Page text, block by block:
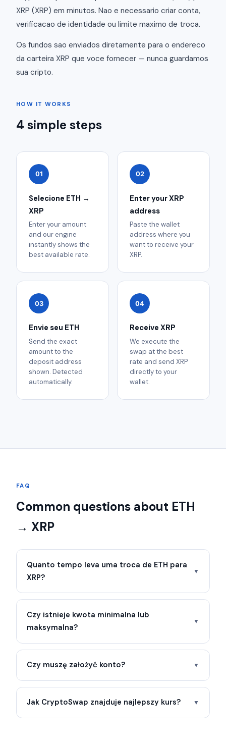
XRP (XRP) em minutos. Nao e necessario criar conta,
verificacao de identidade ou limite maximo de troca.
Os fundos sao enviados diretamente para o endereco
da carteira XRP que voce fornecer — nunca guardamos
sua cripto.
HOW IT WORKS
4 simple steps
01
Selecione ETH →
XRP
Enter your amount
and our engine
instantly shows the
best available rate.
02
Enter your XRP
address
Paste the wallet
address where you
want to receive your
XRP.
03
Envie seu ETH
Send the exact
amount to the
deposit address
shown. Detected
automatically.
04
Receive XRP
We execute the
swap at the best
rate and send XRP
directly to your
wallet.
FAQ
Common questions about ETH
→ XRP
Quanto tempo leva uma troca de ETH para
XRP?
▼
Czy istnieje kwota minimalna lub
maksymalna?
▼
Czy muszę założyć konto? ▼
Jak CryptoSwap znajduje najlepszy kurs? ▼